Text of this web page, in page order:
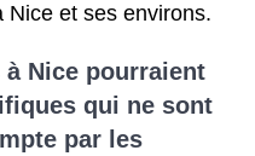
Nice et ses environs.
Nice pourraient
qui ne sont
par les